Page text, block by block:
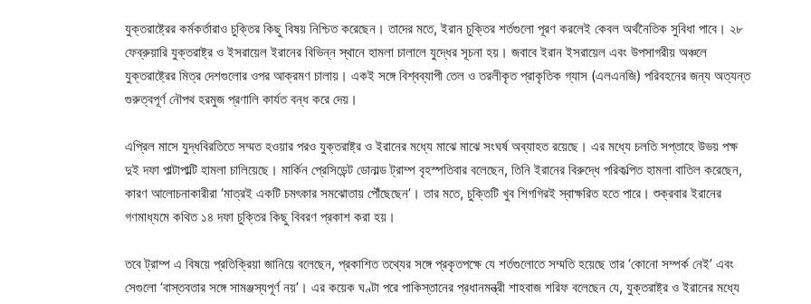
যুক্তরাষ্ট্রের কর্মকর্তারাও চুক্তির কিছু বিষয় নিশ্চিত করেছেন। তাদের মতে, ইরান চুক্তির শর্তগুলো পূরণ করলেই কেবল অর্থনৈতিক সুবিধা পাবে। ২৮
ফেব্রুয়ারি যুক্তরাষ্ট্র ও ইসরায়েল ইরানের বিভিন্ন স্থানে হামলা চালালে যুদ্ধের সূচনা হয়। জবাবে ইরান ইসরায়েল এবং উপসাগরীয় অঞ্চলে
যুক্তরাষ্ট্রের মিত্র দেশগুলোর ওপর আক্রমণ চালায়। একই সঙ্গে বিশ্বব্যাপী তেল ও তরলীকৃত প্রাকৃতিক গ্যাস (এলএনজি) পরিবহনের জন্য অত্যন্ত
গুরুত্বপূর্ণ নৌপথ হরমুজ প্রণালি কার্যত বন্ধ করে দেয়।
এপ্রিল মাসে যুদ্ধবিরতিতে সম্মত হওয়ার পরও যুক্তরাষ্ট্র ও ইরানের মধ্যে মাঝে মাঝে সংঘর্ষ অব্যাহত রয়েছে। এর মধ্যে চলতি সপ্তাহে উভয় পক্ষ
দুই দফা পাল্টাপাল্টি হামলা চালিয়েছে। মার্কিন প্রেসিডেন্ট ডোনাল্ড ট্রাম্প বৃহস্পতিবার বলেছেন, তিনি ইরানের বিরুদ্ধে পরিকল্পিত হামলা বাতিল করেছেন,
কারণ আলোচনাকারীরা ‌‘মাত্রই একটি চমৎকার সমঝোতায় পৌঁছেছেন’। তার মতে, চুক্তিটি খুব শিগগিরই স্বাক্ষরিত হতে পারে। শুক্রবার ইরানের
গণমাধ্যমে কথিত ১৪ দফা চুক্তির কিছু বিবরণ প্রকাশ করা হয়।
তবে ট্রাম্প এ বিষয়ে প্রতিক্রিয়া জানিয়ে বলেছেন, প্রকাশিত তথ্যের সঙ্গে প্রকৃতপক্ষে যে শর্তগুলোতে সম্মতি হয়েছে তার ‘কোনো সম্পর্ক নেই’ এবং
সেগুলো ‘বাস্তবতার সঙ্গে সামঞ্জস্যপূর্ণ নয়’। এর কয়েক ঘণ্টা পরে পাকিস্তানের প্রধানমন্ত্রী শাহবাজ শরিফ বলেছেন যে, যুক্তরাষ্ট্র ও ইরানের মধ্যে